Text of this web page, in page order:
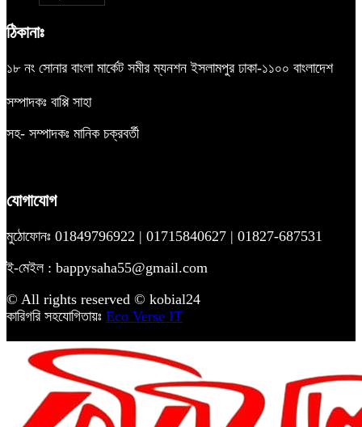
ঠিকানাঃ
১৮ নং সোনার বাংলা মার্কেট সমীর ম্যনশন ইসলামপুর ঢাকা-১১০০ বাংলাদেশ
সম্পাদকঃ বাপ্পি সাহা
সহ- সম্পাদকঃ মানিক চক্রবর্তী
যোগাযোগ
মুঠোফোনঃ 01849796922 | 01715840627 | 01827-687531
ই-মেইল : bappysaha55@gmail.com
© All rights reserved © kobial24
কারিগরি সহযোগিতায়ঃ Eco Verse IT